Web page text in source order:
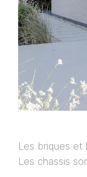
Les briques et
Les chassis